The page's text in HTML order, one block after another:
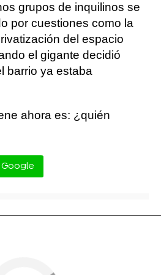
grupos de inquilinos se
por cuestiones como la
del espacio
el gigante decidió
barrio ya estaba
ahora es: ¿quién
Google